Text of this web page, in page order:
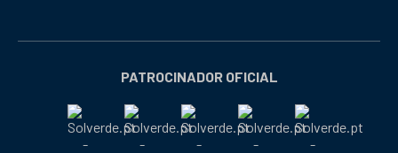
abre
nova
janela
abre
nova
janela
abre
nova
janela
abre
nova
janela
abre
nova
janela
abre
nova
janela
abre
PATROCINADOR OFICIAL